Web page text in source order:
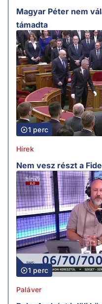
Magyar Péter nem
támadta
1 perc
Hírek
Nem vesz részt a
1 perc
Paláver